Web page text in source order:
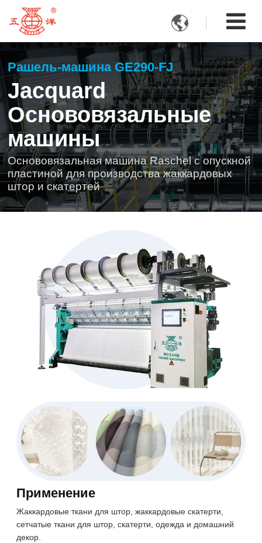

Рашель-машина GE290-FJ
Jacquard
Основовязальные
машины
Основовязальная машина Raschel с опускной
пластиной для производства жаккардовых
штор и скатертей
Применение
Жаккардовые ткани для штор, жаккардовые скатерти,
сетчатые ткани для штор, скатерти, одежда и домашний
декор.